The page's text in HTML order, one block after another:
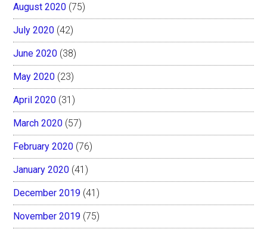
August 2020 (75)
July 2020 (42)
June 2020 (38)
May 2020 (23)
April 2020 (31)
March 2020 (57)
February 2020 (76)
January 2020 (41)
December 2019 (41)
November 2019 (75)